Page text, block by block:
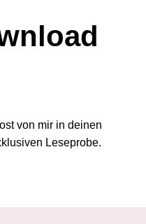
von mir in deinen
Leseprobe.